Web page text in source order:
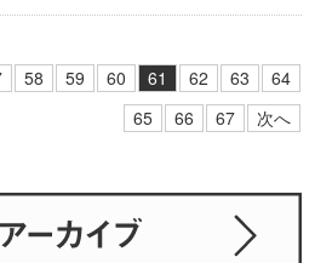
58 59 60 61 62 63
64
65
66 67 次へ